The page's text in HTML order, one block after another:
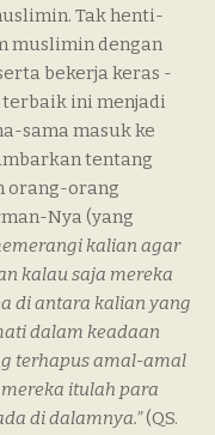
Tak henti-
muslimin dengan
bekerja keras -
ini menjadi
sama masuk ke
tentang
orang-orang
Nya (yang
kalian agar
kalau saja mereka
di antara kalian yang
dalam keadaan
terhapus amal-amal
itulah para
di dalamnya.”(QS.